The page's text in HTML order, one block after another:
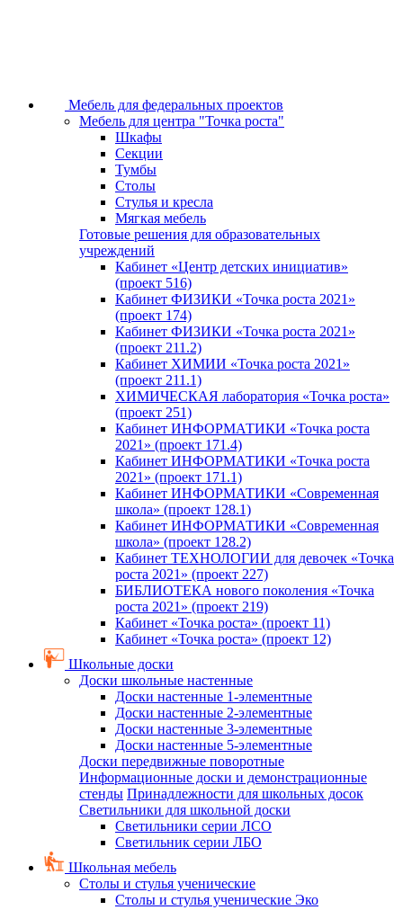
Мебель для федеральных проектов
Мебель для центра "Точка роста"
Шкафы
Секции
Тумбы
Столы
Стулья и кресла
Мягкая мебель
Готовые решения для образовательных
учреждений
Кабинет «Центр детских инициатив»
(проект 516)
Кабинет ФИЗИКИ «Точка роста 2021»
(проект 174)
Кабинет ФИЗИКИ «Точка роста 2021»
(проект 211.2)
Кабинет ХИМИИ «Точка роста 2021»
(проект 211.1)
ХИМИЧЕСКАЯ лаборатория «Точка роста»
(проект 251)
Кабинет ИНФОРМАТИКИ «Точка роста
2021» (проект 171.4)
Кабинет ИНФОРМАТИКИ «Точка роста
2021» (проект 171.1)
Кабинет ИНФОРМАТИКИ «Современная
школа» (проект 128.1)
Кабинет ИНФОРМАТИКИ «Современная
школа» (проект 128.2)
Кабинет ТЕХНОЛОГИИ для девочек «Точка
роста 2021» (проект 227)
БИБЛИОТЕКА нового поколения «Точка
роста 2021» (проект 219)
Кабинет «Точка роста» (проект 11)
Кабинет «Точка роста» (проект 12)
Школьные доски
Доски школьные настенные
Доски настенные 1-элементные
Доски настенные 2-элементные
Доски настенные 3-элементные
Доски настенные 5-элементные
Доски передвижные поворотные
Информационные доски и демонстрационные
стенды Принадлежности для школьных досок
Светильники для школьной доски
Светильники серии ЛСО
Светильник серии ЛБО
Школьная мебель
Столы и стулья ученические
Столы и стулья ученические Эко